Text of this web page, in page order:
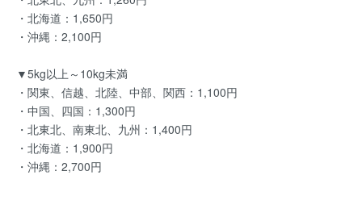
・北海道：1,650円
・沖縄：2,100円
▼5kg以上～10kg未満
・関東、信越、北陸、中部、関西：1,100円
・中国、四国：1,300円
・北東北、南東北、九州：1,400円
・北海道：1,900円
・沖縄：2,700円